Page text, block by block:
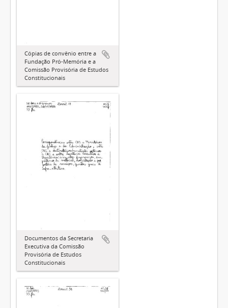
Cópias de convênio entre a
Fundação Pró-Memória e a
Comissão Provisória de Estudos
Constitucionais
Documentos da Secretaria
Executiva da Comissão
Provisória de Estudos
Constitucionais